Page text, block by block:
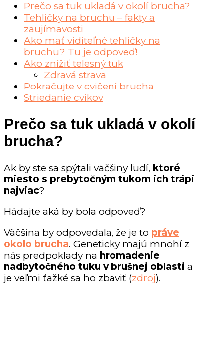
Prečo sa tuk ukladá v okolí brucha?
Tehličky na bruchu – fakty a
zaujímavosti
Ako mať viditeľné tehličky na
bruchu? Tu je odpoveď!
Ako znížiť telesný tuk
Zdravá strava
Pokračujte v cvičení brucha
Striedanie cvikov
Prečo sa tuk ukladá v okolí
brucha?
Ak by ste sa spýtali väčšiny ľudí, ktoré
miesto s prebytočným tukom ich trápi
najviac?
Hádajte aká by bola odpoveď?
Väčšina by odpovedala, že je to práve
okolo brucha. Geneticky majú mnohí z
nás predpoklady na hromadenie
nadbytočného tuku v brušnej oblasti a
je veľmi ťažké sa ho zbaviť (zdroj).